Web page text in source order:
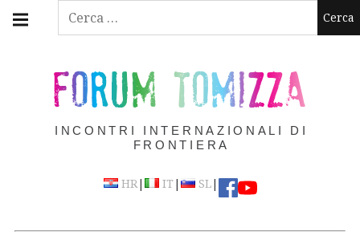
Ricerca
Skip
FORUM TOMIZZA
INCONTRI INTERNAZIONALI DI
FRONTIERA
HR| IT | SL|
navigation